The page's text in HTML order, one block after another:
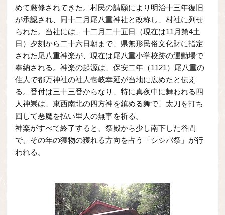
めて厳修されてきた。村民の請願により明治十三年復旧
が承認され、同十二月尾八重神社と改称し、村社に列せ
られた。当社には、十二月二十五日（現在は11月第4土
日）夕刻から二十六日朝まで、県無形民俗文化財に指定
された尾八重神楽が、現在は尾八重小学校跡の運動場で
奉納される。神楽の起源は、保安二年（1121）尾八重の
住人で都万神社の社人壱岐幸延が当地に広めたと伝え
る。番付は三十三番からなり、特に真夜中に舞われる四
人神崇は、東西南北の四方神を鎮める舞で、太刀を打ち
回して悪魔を払い里人の無事を祈る。
神楽がすべて終了すると、祭殿から少し南下した谷間
で、その年の獲物の獲れる方向を占う「シシバ祭」が行
われる。